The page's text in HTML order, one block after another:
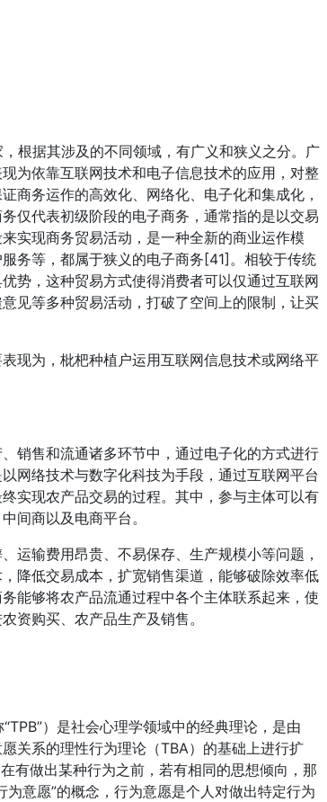
根据其涉及的不同领域，有广义和狭义之分。广
为依靠互联网技术和电子信息技术的应用，对整
商务运作的高效化、网络化、电子化和集成化，
仅代表初级阶段的电子商务，通常指的是以交易
实现商务贸易活动，是一种全新的商业运作模
务等，都属于狭义的电子商务[41]。相较于传统
势，这种贸易方式使得消费者可以仅通过互联网
见等多种贸易活动，打破了空间上的限制，让买
现为，枇杷种植户运用互联网信息技术或网络平
销售和流通诸多环节中，通过电子化的方式进行
网络技术与数字化科技为手段，通过互联网平台
实现农产品交易的过程。其中，参与主体可以有
间商以及电商平台。
运输费用昂贵、不易保存、生产规模小等问题，
降低交易成本，扩宽销售渠道，能够破除效率低
能够将农产品流通过程中各个主体联系起来，使
资购买、农产品生产及销售。
）是社会心理学领域中的经典理论，是由
关系的理性行为理论（TBA）的基础上进行扩
有做出某种行为之前，若有相同的思想倾向，那
意愿”的概念，行为意愿是个人对做出特定行为